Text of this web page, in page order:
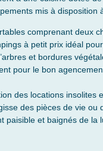
mis à disposition
comprenant deux
à petit prix idéal
et bordures
pour le bon
des locations insolites
des pièces de vie
paisible et baignés de la